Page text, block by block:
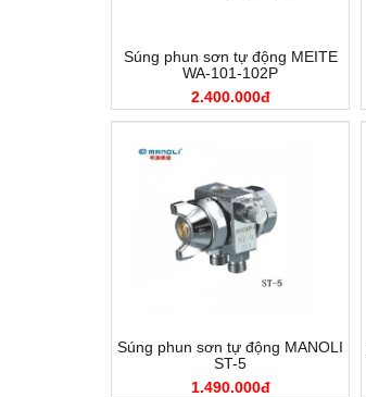
Súng phun sơn tự động MEITE
WA-101-102P
2.400.000đ
Súng phun sơn tự động MANOLI
ST-5
1.490.000đ